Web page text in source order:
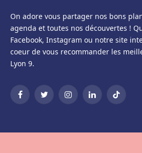
On adore vous partager nos bons
agenda et toutes nos découvertes !
Facebook, Instagram ou notre site
coeur de vous recommander les
Lyon 9.
FacebookTwitterInstagramLinkedInTikTok